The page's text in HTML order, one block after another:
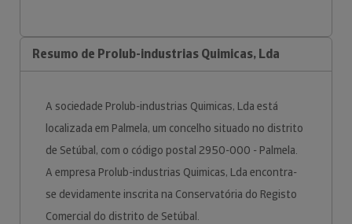
Resumo de Prolub-industrias Quimicas, Lda
A sociedade Prolub-industrias Quimicas, Lda está
localizada em Palmela, um concelho situado no distrito
de Setúbal, com o código postal 2950-000 - Palmela.
A empresa Prolub-industrias Quimicas, Lda encontra-
se devidamente inscrita na Conservatória do Registo
Comercial do distrito de Setúbal.